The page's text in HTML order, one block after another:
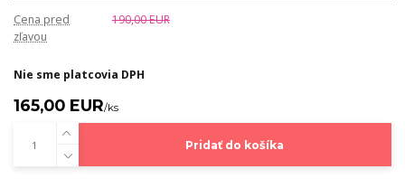
Cena pred
zľavou
190,00 EUR
Nie sme platcovia DPH
165,00 EUR/ks
Pridať do košíka